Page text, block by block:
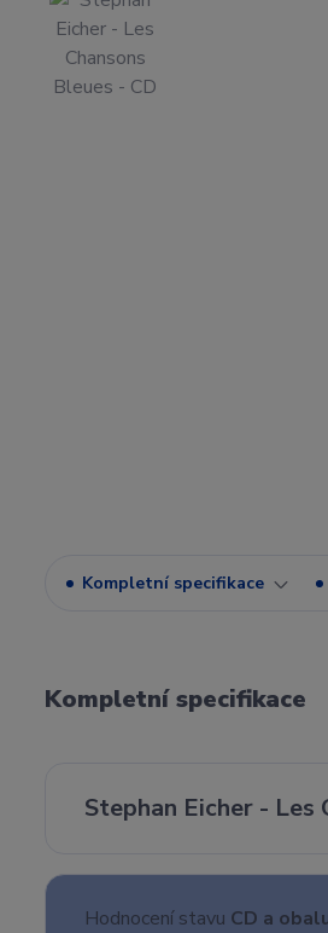
Kompletní specifikace
Kompletní specifikace
Stephan Eicher - Les
Hodnocení stavu CD a